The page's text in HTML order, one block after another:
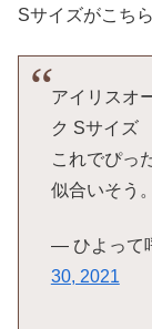
Sサイズがこち
アイリスオ
ク Sサイズ
これでぴっ
似合いそう。
— ひよって
30, 2021